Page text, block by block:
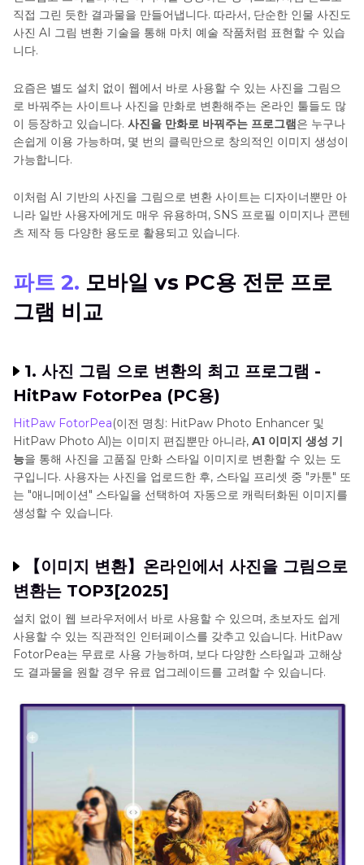
직접 그린 듯한 결과물을 만들어냅니다. 따라서, 단순한 인물 사진도
사진 AI 그림 변환 기술을 통해 마치 예술 작품처럼 표현할 수 있습
니다.
요즘은 별도 설치 없이 웹에서 바로 사용할 수 있는 사진을 그림으
로 바꿔주는 사이트나 사진을 만화로 변환해주는 온라인 툴들도 많
이 등장하고 있습니다. 사진을 만화로 바꿔주는 프로그램 은 누구나
손쉽게 이용 가능하며, 몇 번의 클릭만으로 창의적인 이미지 생성이
가능합니다.
이처럼 AI 기반의 사진을 그림으로 변환 사이트는 디자이너뿐만 아
니라 일반 사용자에게도 매우 유용하며, SNS 프로필 이미지나 콘텐
츠 제작 등 다양한 용도로 활용되고 있습니다.
파트 2. 모바일 vs PC용 전문 프로
그램 비교
1. 사진 그림 으로 변환의 최고 프로그램 -
HitPaw FotorPea (PC용)
HitPaw FotorPea(이전 명칭: HitPaw Photo Enhancer 및
HitPaw Photo Al)는 이미지 편집뿐만 아니라, A1 이미지 생성 기
능을 통해 사진을 고품질 만화 스타일 이미지로 변환할 수 있는 도
구입니다. 사용자는 사진을 업로드한 후, 스타일 프리셋 중 "카툰" 또
는 "애니메이션" 스타일을 선택하여 자동으로 캐릭터화된 이미지를
생성할 수 있습니다.
【이미지 변환】온라인에서 사진을 그림으로
변환는 TOP3[2025]
설치 없이 웹 브라우저에서 바로 사용할 수 있으며, 초보자도 쉽게
사용할 수 있는 직관적인 인터페이스를 갖추고 있습니다. HitPaw
FotorPea는 무료로 사용 가능하며, 보다 다양한 스타일과 고해상
도 결과물을 원할 경우 유료 업그레이드를 고려할 수 있습니다.